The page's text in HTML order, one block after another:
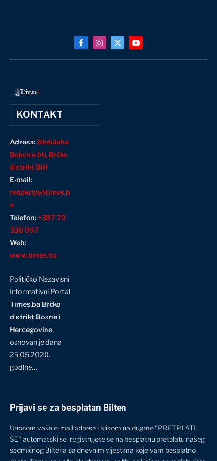
FacebookInstagram
X
(Twitter)
YouTube
KONTAKT
Adresa:Abdulaha
Bukvice bb, Brčko
distrikt BiH
E-mail:
redakcija@times.b
a
Telefon:+387 70
330 097
Web:
www.times.ba
Političko Nezavisni
Informativni Portal
Times.ba Brčko
distrikt Bosne i
Hercegovine,
osnovan je dana
25.05.2020.
godine…
Prijavi se za besplatan Bilten
Unosom vaše e-mail adrese i klikom na dugme "PRETPLATI
SE" automatski se registrujete se na besplatnu pretplatu našeg
sedmičnog Biltena sa dnevnim vijestima koje vam besplatno